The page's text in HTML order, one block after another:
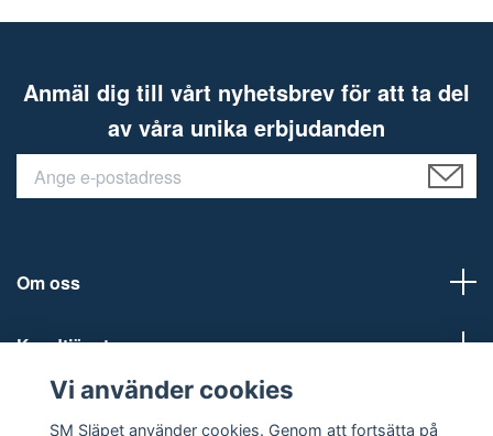
Anmäl dig till vårt nyhetsbrev för att ta del
av våra unika erbjudanden
Om oss
Kundtjänst
Sociala medier
Vi använder cookies
SM Släpet använder cookies. Genom att fortsätta på